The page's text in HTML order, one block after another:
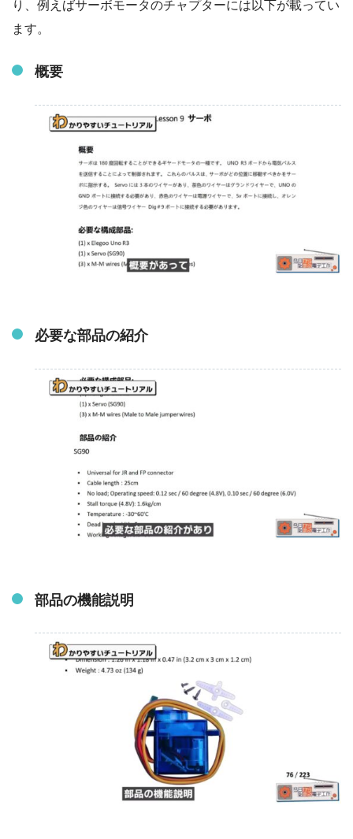
り、例えばサーボモータのチャプターには以下が載ってい
ます。
概要
必要な部品の紹介
部品の機能説明